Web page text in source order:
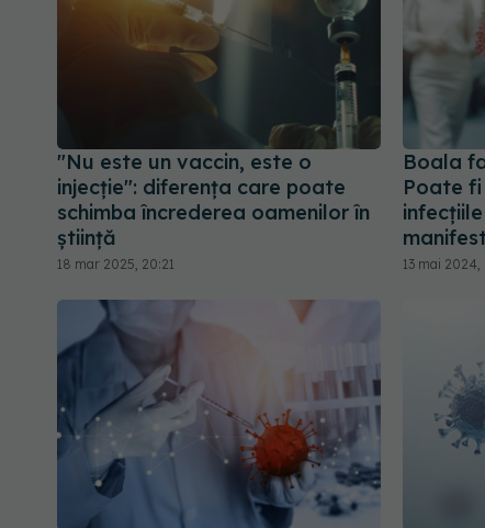
"Nu este un vaccin, este o
injecție": diferența care poate
schimba încrederea oamenilor în
știință
18 mar 2025, 20:21
Boala
Poate
13 mai